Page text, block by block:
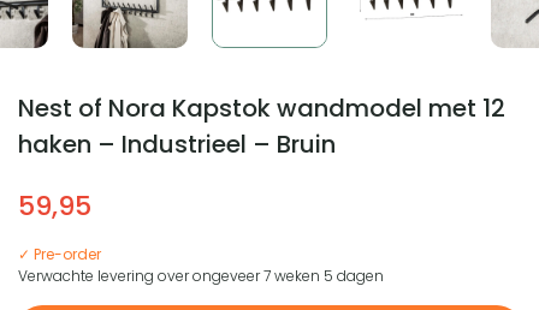
Nest of Nora Kapstok wandmodel met 12
haken – Industrieel – Bruin
59,95
✓ Pre-order
Verwachte levering over ongeveer 7 weken 5 dagen